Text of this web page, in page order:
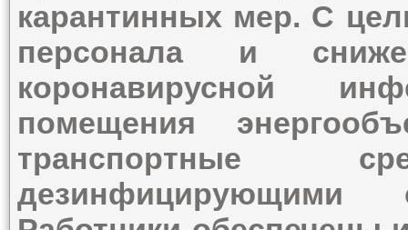
карантинных мер. С
персонала и
коронавирусной
помещения
транспортные
дезинфицирующими